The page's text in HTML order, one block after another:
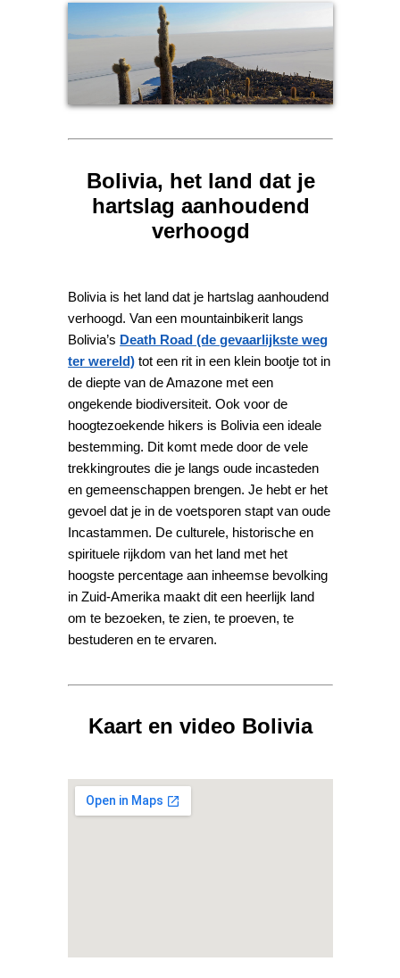
Bolivia, het land dat je
hartslag aanhoudend
verhoogd
Bolivia is het land dat je hartslag aanhoudend
verhoogd. Van een mountainbikerit langs
Bolivia’s Death Road (de gevaarlijkste weg
ter wereld) tot een rit in een klein bootje tot in
de diepte van de Amazone met een
ongekende biodiversiteit. Ook voor de
hoogtezoekende hikers is Bolivia een ideale
bestemming. Dit komt mede door de vele
trekkingroutes die je langs oude incasteden
en gemeenschappen brengen. Je hebt er het
gevoel dat je in de voetsporen stapt van oude
Incastammen. De culturele, historische en
spirituele rijkdom van het land met het
hoogste percentage aan inheemse bevolking
in Zuid-Amerika maakt dit een heerlijk land
om te bezoeken, te zien, te proeven, te
bestuderen en te ervaren.
Kaart en video Bolivia